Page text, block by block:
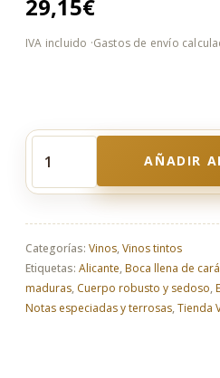
29,15€
Prieto
2019
cantidad
AÑADIR
Categorías: Vinos,Vinos tintos
Etiquetas: Alicante, Boca llena de
maduras, Cuerpo robusto y sedoso,
Notas especiadas y terrosas,Tienda